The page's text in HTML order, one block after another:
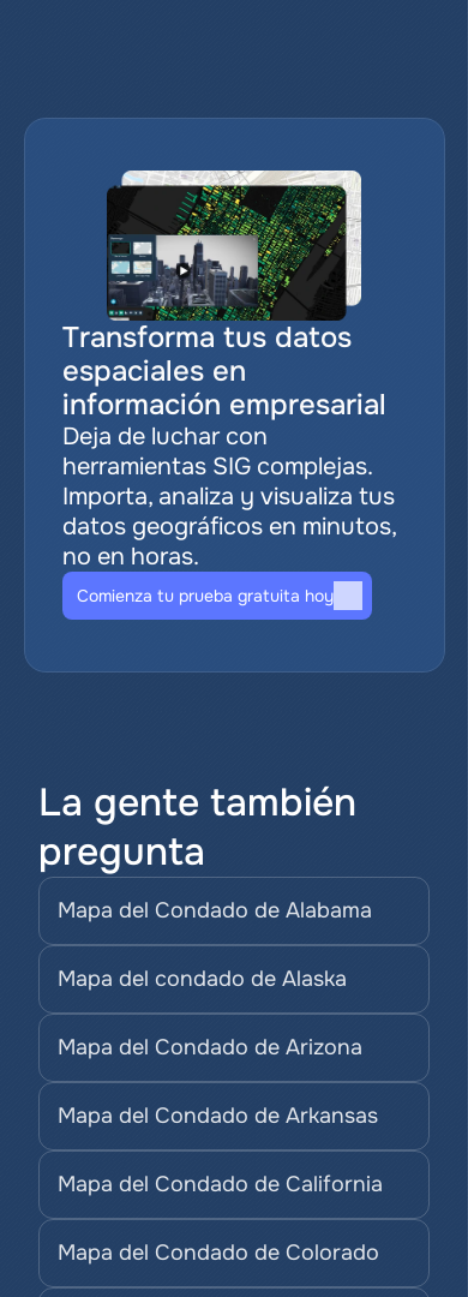
Transforma tus datos
espaciales en
información empresarial
Deja de luchar con
herramientas SIG complejas.
Importa, analiza y visualiza tus
datos geográficos en minutos,
no en horas.
Comienza tu prueba gratuita hoy
La gente también
pregunta
Mapa del Condado de Alabama
Mapa del condado de Alaska
Mapa del Condado de Arizona
Mapa del Condado de Arkansas
Mapa del Condado de California
Mapa del Condado de Colorado